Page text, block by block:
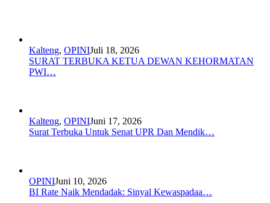
Kalteng, OPINIJuli 18, 2026
SURAT TERBUKA KETUA DEWAN KEHORMATAN
PWI…
Kalteng, OPINIJuni 17, 2026
Surat Terbuka Untuk Senat UPR Dan Mendik…
OPINIJuni 10, 2026
BI Rate Naik Mendadak: Sinyal Kewaspadaa…